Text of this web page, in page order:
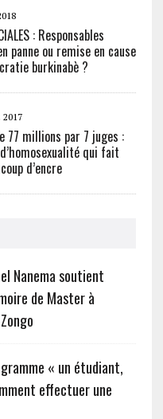
: Responsables
panne ou remise en cause
burkinabè ?
2017
77 millions par 7 juges :
qui fait
d’encre
Nanema soutient
de Master à
« un étudiant,
effectuer une